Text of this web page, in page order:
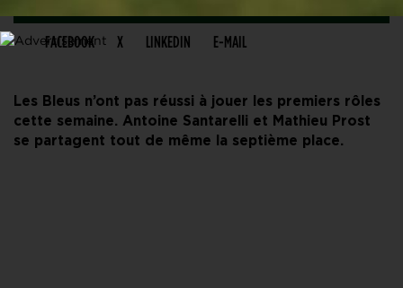
FACEBOOK X LINKEDIN E-MAIL
Les Bleus n’ont pas réussi à jouer les premiers rôles
cette semaine. Antoine Santarelli et Mathieu Prost
se partagent tout de même la septième place.